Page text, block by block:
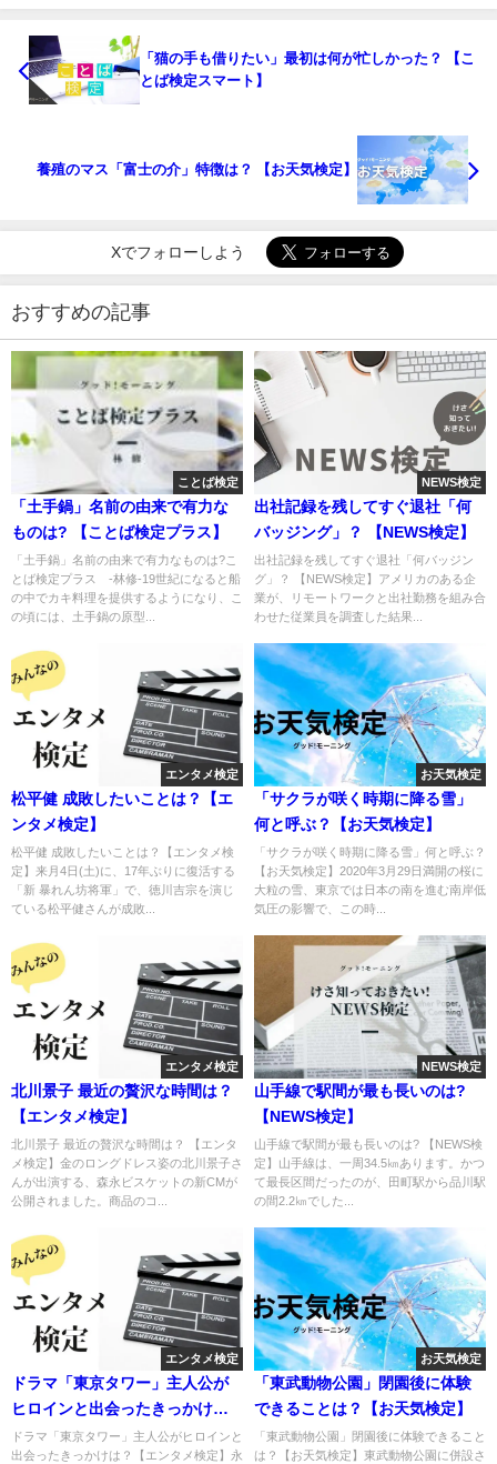
「猫の手も借りたい」最初は何が忙しかった？ 【こ
とば検定スマート】
養殖のマス「富士の介」特徴は？ 【お天気検定】
Xでフォローしよう
おすすめの記事
ことば検定
「土手鍋」名前の由来で有力な
ものは? 【ことば検定プラス】
「土手鍋」名前の由来で有力なものは?こ
とば検定プラス -林修-19世紀になると船
の中でカキ料理を提供するようになり、こ
の頃には、土手鍋の原型...
NEWS検定
出社記録を残してすぐ退社「何
バッジング」？ 【NEWS検定】
出社記録を残してすぐ退社「何バッジン
グ」？ 【NEWS検定】アメリカのある企
業が、リモートワークと出社勤務を組み合
わせた従業員を調査した結果...
エンタメ検定
松平健 成敗したいことは？【エ
ンタメ検定】
松平健 成敗したいことは？【エンタメ検
定】来月4日(土)に、17年ぶりに復活する
「新 暴れん坊将軍」で、徳川吉宗を演じ
ている松平健さんが成敗...
お天気検定
「サクラが咲く時期に降る雪」
何と呼ぶ？【お天気検定】
「サクラが咲く時期に降る雪」何と呼ぶ？
【お天気検定】2020年3月29日満開の桜に
大粒の雪、東京では日本の南を進む南岸低
気圧の影響で、この時...
エンタメ検定
北川景子 最近の贅沢な時間は？
【エンタメ検定】
北川景子 最近の贅沢な時間は？ 【エンタ
メ検定】金のロングドレス姿の北川景子さ
んが出演する、森永ビスケットの新CMが
公開されました。商品のコ...
NEWS検定
山手線で駅間が最も長いのは?
【NEWS検定】
山手線で駅間が最も長いのは? 【NEWS検
定】山手線は、一周34.5㎞あります。かつ
て最長区間だったのが、田町駅から品川駅
の間2.2㎞でした...
エンタメ検定
ドラマ「東京タワー」主人公が
ヒロインと出会ったきっかけ
は？【エンタメ検定】
ドラマ「東京タワー」主人公がヒロインと
出会ったきっかけは？【エンタメ検定】永
お天気検定
「東武動物公園」閉園後に体験
できることは？【お天気検定】
「東武動物公園」閉園後に体験できること
は？【お天気検定】東武動物公園に併設さ